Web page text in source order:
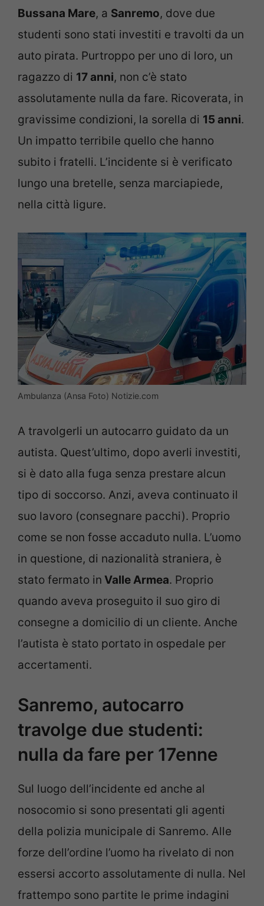
Bussana Mare, a Sanremo, dove due
studenti sono stati investiti e travolti da un
auto pirata. Purtroppo per uno di loro, un
ragazzo di 17 anni, non c’è stato
assolutamente nulla da fare. Ricoverata, in
gravissime condizioni, la sorella di 15 anni.
Un impatto terribile quello che hanno
subito i fratelli. L’incidente si è verificato
lungo una bretelle, senza marciapiede,
nella città ligure.
Ambulanza (Ansa Foto) Notizie.com
A travolgerli un autocarro guidato da un
autista. Quest’ultimo, dopo averli investiti,
si è dato alla fuga senza prestare alcun
tipo di soccorso. Anzi, aveva continuato il
suo lavoro (consegnare pacchi). Proprio
come se non fosse accaduto nulla. L’uomo
in questione, di nazionalità straniera, è
stato fermato in Valle Armea. Proprio
quando aveva proseguito il suo giro di
consegne a domicilio di un cliente. Anche
l’autista è stato portato in ospedale per
accertamenti.
Sanremo, autocarro
travolge due studenti:
nulla da fare per 17enne
Sul luogo dell’incidente ed anche al
nosocomio si sono presentati gli agenti
della polizia municipale di Sanremo. Alle
forze dell’ordine l’uomo ha rivelato di non
essersi accorto assolutamente di nulla. Nel
frattempo sono partite le prime indagini